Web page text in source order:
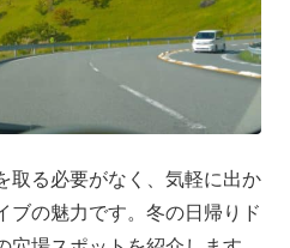
取る必要がなく、気軽に出か
ブの魅力です。冬の日帰りド